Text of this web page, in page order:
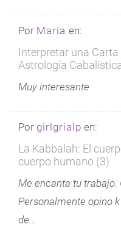
Por María en:
Interpretar una
Astrología
Muy interesante
Por girlgrialp en:
La Kabbalah: El
cuerpo humano (3)
Me encanta tu trabajo.
Personalmente opino
de...